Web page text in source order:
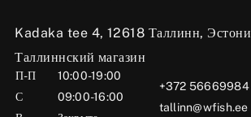
Kadaka tee 4, 12618 Таллинн,
Таллиннский магазин
П-П
10:00-19:00
С
09:00-16:00
+372 56669984
tallinn@wfish.ee